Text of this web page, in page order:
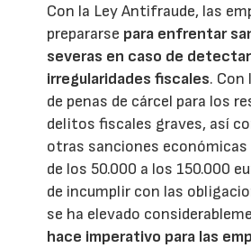
Con la Ley Antifraude, las
prepararse para enfrentar
severas en caso de
irregularidades fiscales. Con
de penas de cárcel para los
delitos fiscales graves, así
otras sanciones
de los 50.000 a los 150.000
de incumplir con las
se ha elevado
hace imperativo para las